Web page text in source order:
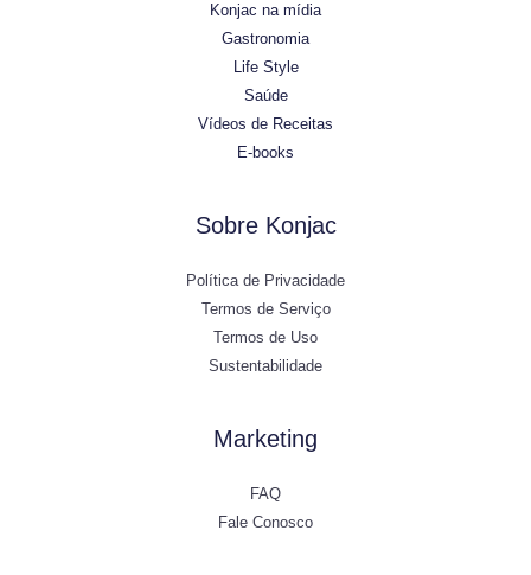
Konjac na mídia
Gastronomia
Life Style
Saúde
Vídeos de Receitas
E-books
Sobre Konjac
Política de Privacidade
Termos de Serviço
Termos de Uso
Sustentabilidade
Marketing
FAQ
Fale Conosco